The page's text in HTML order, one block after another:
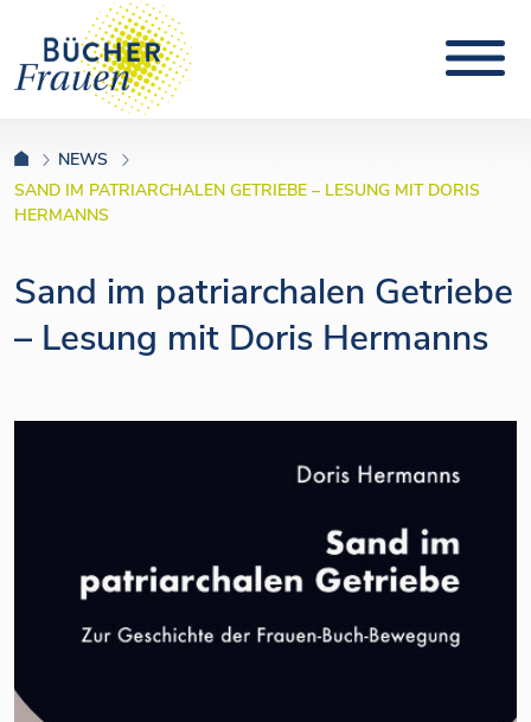
NEWS
SAND IM PATRIARCHALEN GETRIEBE – LESUNG MIT DORIS
HERMANNS
Sand im patriarchalen Getriebe
– Lesung mit Doris Hermanns